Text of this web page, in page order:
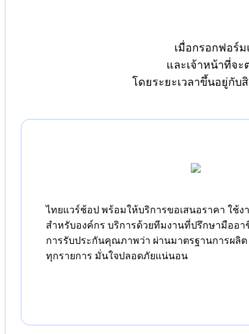
เมื่อกรอกฟอร์
และเจ้าหน้าที่จะ
โดยระยะเวลาขึ้นอยู่กับ
ไทยแวร์ช้อป พร้อมให้บริการขอเสนอราคา ใช้ง
สำหรับองค์กร บริการด้วยทีมงานที่ปรึกษามืออ
การรับประกันคุณภาพว่า ผ่านมาตรฐานการผลิ
ทุกรายการ มั่นใจปลอดภัยแน่นอน